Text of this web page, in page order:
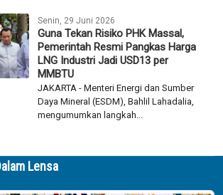
Senin, 29 Juni 2026
Guna Tekan Risiko PHK Massal,
Pemerintah Resmi Pangkas Harga
LNG Industri Jadi USD13 per
MMBTU
JAKARTA - Menteri Energi dan Sumber
Daya Mineral (ESDM), Bahlil Lahadalia,
mengumumkan langkah...
Lensa